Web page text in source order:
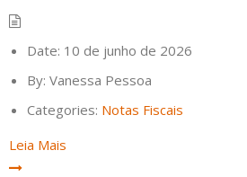
Date: 10 de junho de 2026
By: Vanessa Pessoa
Categories: Notas Fiscais
Leia Mais